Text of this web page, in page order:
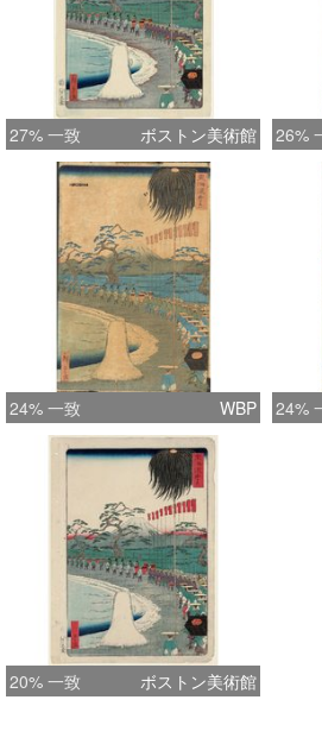
27% 一致 ボストン美術館 26%
24% 一致 WBP 24%
20% 一致 ボストン美術館